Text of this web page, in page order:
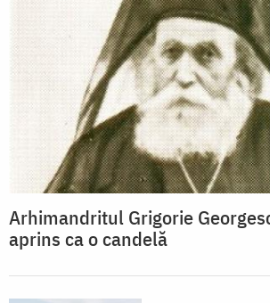
Arhimandritul Grigorie
aprins ca o candelă